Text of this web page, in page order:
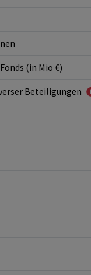
(in Mio €)
Beteiligungen